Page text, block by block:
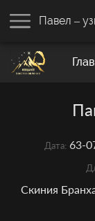
Павел –
Дата: 63-
Скиния